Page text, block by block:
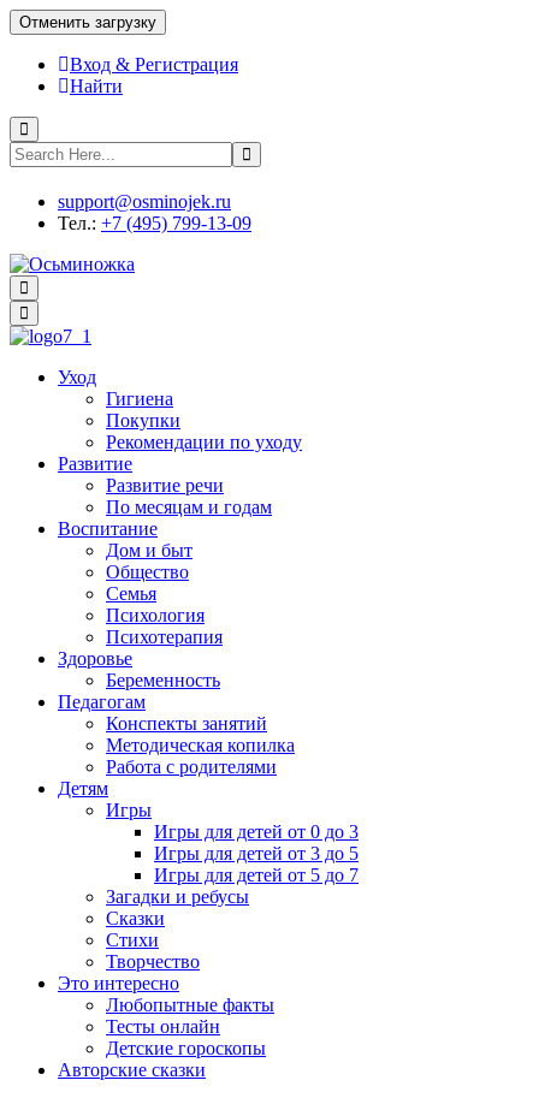
Отменить загрузку
Вход & Регистрация
Найти
support@osminojek.ru
Тел.: +7 (495) 799-13-09
Уход
Гигиена
Покупки
Рекомендации по уходу
Развитие
Развитие речи
По месяцам и годам
Воспитание
Дом и быт
Общество
Семья
Психология
Психотерапия
Здоровье
Беременность
Педагогам
Конспекты занятий
Методическая копилка
Работа с родителями
Детям
Игры
Игры для детей от 0 до 3
Игры для детей от 3 до 5
Игры для детей от 5 до 7
Загадки и ребусы
Сказки
Стихи
Творчество
Это интересно
Любопытные факты
Тесты онлайн
Детские гороскопы
Авторские сказки